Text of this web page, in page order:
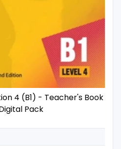
4 (B1) - Teacher's Book
Pack